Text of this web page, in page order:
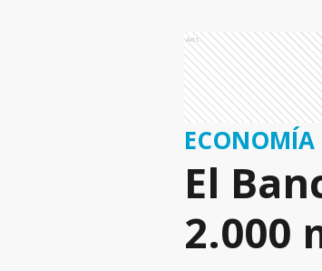
Ads
ECONOMÍA
El
2.000